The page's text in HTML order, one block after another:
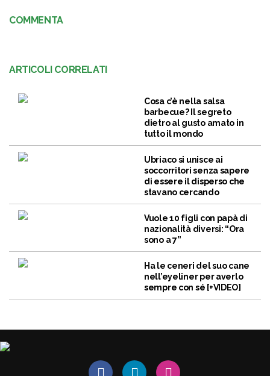
COMMENTA
ARTICOLI CORRELATI
Cosa c’è nella salsa
barbecue? Il segreto
dietro al gusto amato in
tutto il mondo
Ubriaco si unisce ai
soccorritori senza sapere
di essere il disperso che
stavano cercando
Vuole 10 figli con papà di
nazionalità diversi: “Ora
sono a 7”
Ha le ceneri del suo cane
nell’eyeliner per averlo
sempre con sé [+VIDEO]